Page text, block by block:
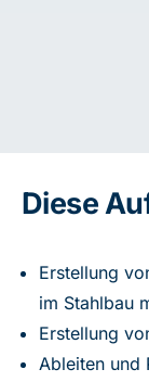
Diese
Erstellung
im Stahlbau
Erstellung
Ableiten und